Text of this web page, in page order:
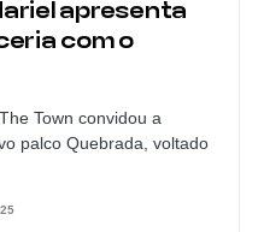
apresenta
com o
Town convidou a
palco Quebrada, voltado